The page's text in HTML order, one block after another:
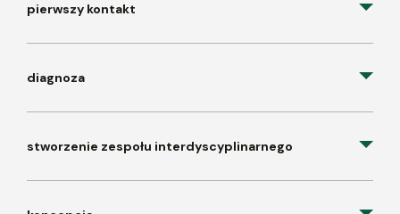
pierwszy kontakt
diagnoza
stworzenie zespołu interdyscyplinarnego